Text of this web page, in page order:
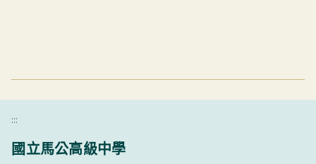
:::
國立馬公高級中學